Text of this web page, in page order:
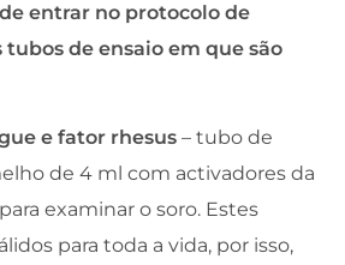
entrar no protocolo de
de ensaio em que são
e fator rhesus – tubo de
de 4 ml com activadores da
examinar o soro. Estes
para toda a vida, por isso,